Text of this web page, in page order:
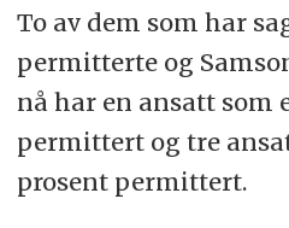
To av dem som har
permitterte og
nå har en ansatt som
permittert og tre
prosent permittert.